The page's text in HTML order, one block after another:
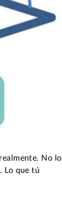
No lo
Lo que tú